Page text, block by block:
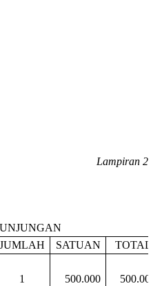
Lampiran 2
JUMLAH SATUAN
TOTAL
1 500.000 500.000